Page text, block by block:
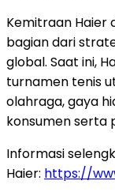
Kemitraan Haier
bagian dari
global. Saat ini,
turnamen tenis
olahraga, gaya
konsumen serta
Informasi
Haier: https://